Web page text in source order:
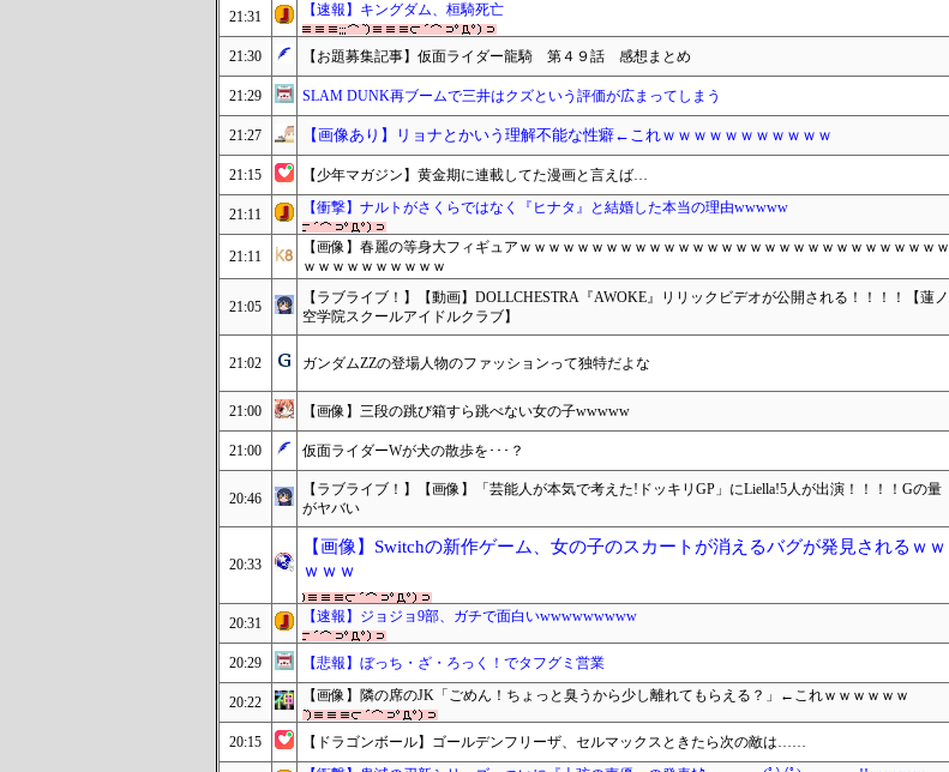
21:31 【速報】キングダム、桓騎死亡
21:30 【お題募集記事】仮面ライダー龍騎 第４９話 感想まとめ
21:29 SLAM DUNK再ブームで三井はクズという評価が広まってしまう
21:27 【画像あり】リョナとかいう理解不能な性癖←これｗｗｗｗｗｗｗｗｗｗｗ
21:15 【少年マガジン】黄金期に連載してた漫画と言えば…
21:11 【衝撃】ナルトがさくらではなく『ヒナタ』と結婚した本当の理由wwwww
21:11
【画像】春麗の等身大フィギュアｗｗｗｗｗｗｗｗｗｗｗｗｗｗｗｗｗｗｗｗｗｗｗｗｗｗｗｗｗｗ
ｗｗｗｗｗｗｗｗｗｗ
21:05
【ラブライブ！】【動画】DOLLCHESTRA『AWOKE』リリックビデオが公開される！！！！【蓮ノ
空学院スクールアイドルクラブ】
21:02 ガンダムZZの登場人物のファッションって独特だよな
21:00 【画像】三段の跳び箱すら跳べない女の子wwwww
21:00 仮面ライダーWが犬の散歩を･･･？
20:46
【ラブライブ！】【画像】「芸能人が本気で考えた!ドッキリGP」にLiella!5人が出演！！！！Gの量
がヤバい
20:33
【画像】Switchの新作ゲーム、女の子のスカートが消えるバグが発見されるｗｗ
ｗｗｗ
20:31 【速報】ジョジョ9部、ガチで面白いwwwwwwwww
20:29 【悲報】ぼっち・ざ・ろっく！でタフグミ営業
20:22 【画像】隣の席のJK「ごめん！ちょっと臭うから少し離れてもらえる？」←これｗｗｗｗｗｗ
20:15 【ドラゴンボール】ゴールデンフリーザ、セルマックスときたら次の敵は……